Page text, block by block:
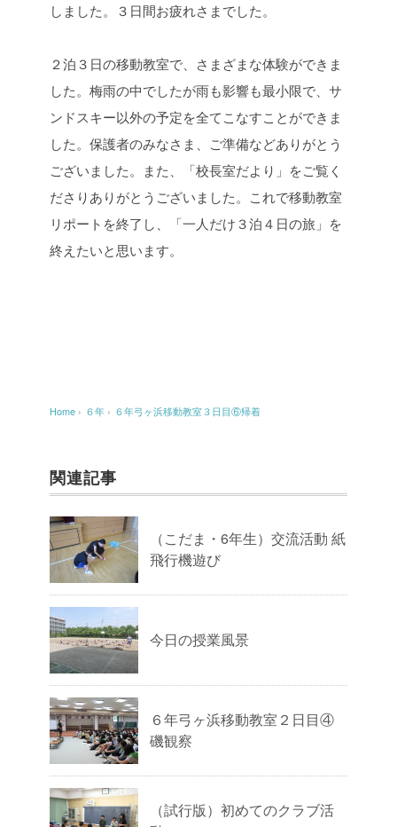
しました。３日間お疲れさまでした。
２泊３日の移動教室で、さまざまな体験ができま
した。梅雨の中でしたが雨も影響も最小限で、サ
ンドスキー以外の予定を全てこなすことができま
した。保護者のみなさま、ご準備などありがとう
ございました。また、「校長室だより」をご覧く
ださりありがとうございました。これで移動教室
リポートを終了し、「一人だけ３泊４日の旅」を
終えたいと思います。
Home › ６年 › ６年弓ヶ浜移動教室３日目⑥帰着
関連記事
（こだま・6年生）交流活動 紙
飛行機遊び
今日の授業風景
６年弓ヶ浜移動教室２日目④
磯観察
（試行版）初めてのクラブ活